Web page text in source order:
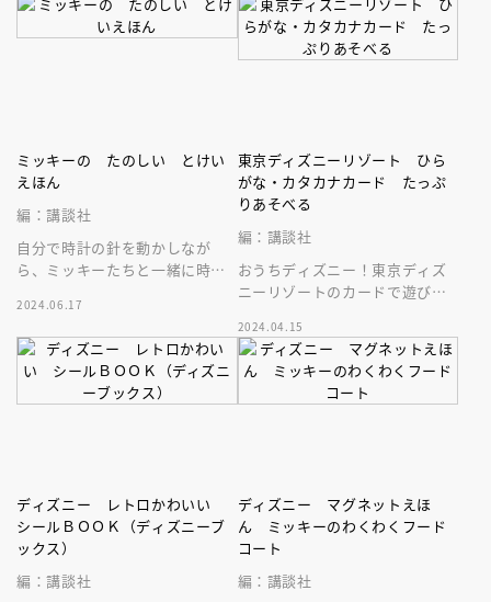
ミッキーの たのしい とけい
えほん
編：講談社
自分で時計の針を動かしなが
ら、ミッキーたちと一緒に時計
ん」。３歳からの知育に！回せ
る時計つき。
2024.06.17
東京ディズニーリゾート ひら
がな・カタカナカード たっぷ
りあそべる
編：講談社
おうちディズニー！東京ディズ
ニーリゾートのカードで遊びな
えられる！５つの遊び＆カード
９２枚入！
2024.04.15
ディズニー レトロかわいい
シールＢＯＯＫ（ディズニーブ
ックス）
編：講談社
ディズニー マグネットえほ
ん ミッキーのわくわくフード
コート
編：講談社